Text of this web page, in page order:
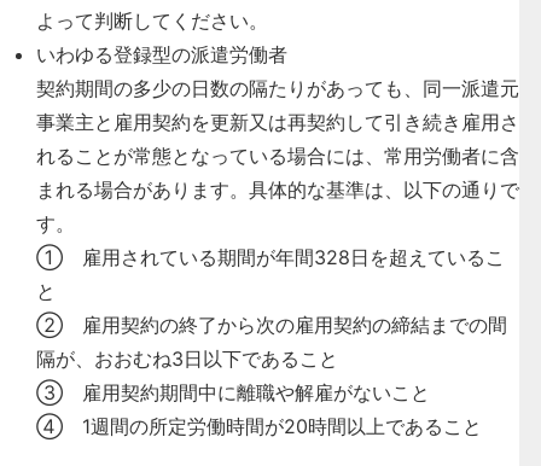
よって判断してください。
いわゆる登録型の派遣労働者
契約期間の多少の日数の隔たりがあっても、同一派遣元
事業主と雇用契約を更新又は再契約して引き続き雇用さ
れることが常態となっている場合には、常用労働者に含
まれる場合があります。具体的な基準は、以下の通りで
す。
① 雇用されている期間が年間328日を超えているこ
と
② 雇用契約の終了から次の雇用契約の締結までの間
隔が、おおむね3日以下であること
③ 雇用契約期間中に離職や解雇がないこと
④ 1週間の所定労働時間が20時間以上であること